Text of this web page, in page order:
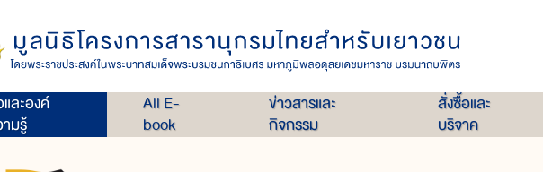
ละองค์
มรู้
All E-
book
ข่าวสารและ
กิจกรรม
สั่งซื้อและ
บริจาค